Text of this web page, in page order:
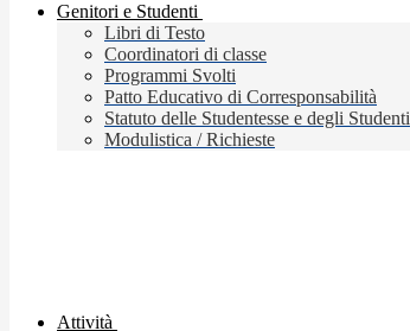
Genitori e Studenti
Libri di Testo
Coordinatori di classe
Programmi Svolti
Patto Educativo di Corresponsabilità
Statuto delle Studentesse e degli Studenti
Modulistica / Richieste
Attività